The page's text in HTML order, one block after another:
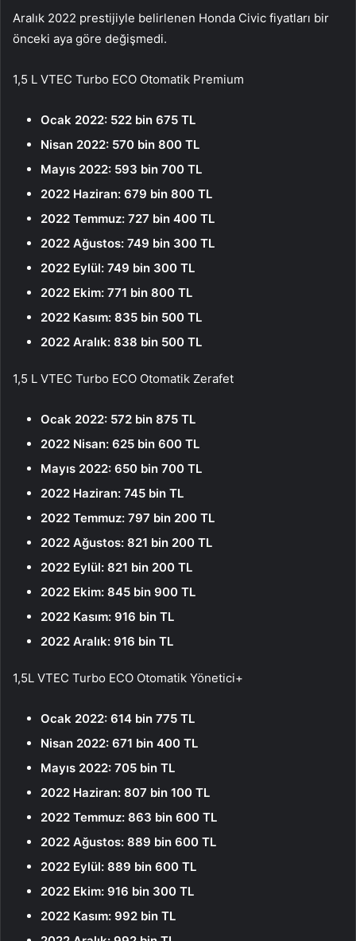
Aralık 2022 prestijiyle belirlenen Honda Civic fiyatları bir
önceki aya göre değişmedi.
1,5 L VTEC Turbo ECO Otomatik Premium
Ocak 2022: 522 bin 675 TL
Nisan 2022: 570 bin 800 TL
Mayıs 2022: 593 bin 700 TL
2022 Haziran: 679 bin 800 TL
2022 Temmuz: 727 bin 400 TL
2022 Ağustos: 749 bin 300 TL
2022 Eylül: 749 bin 300 TL
2022 Ekim: 771 bin 800 TL
2022 Kasım: 835 bin 500 TL
2022 Aralık: 838 bin 500 TL
1,5 L VTEC Turbo ECO Otomatik Zerafet
Ocak 2022: 572 bin 875 TL
2022 Nisan: 625 bin 600 TL
Mayıs 2022: 650 bin 700 TL
2022 Haziran: 745 bin TL
2022 Temmuz: 797 bin 200 TL
2022 Ağustos: 821 bin 200 TL
2022 Eylül: 821 bin 200 TL
2022 Ekim: 845 bin 900 TL
2022 Kasım: 916 bin TL
2022 Aralık: 916 bin TL
1,5L VTEC Turbo ECO Otomatik Yönetici+
Ocak 2022: 614 bin 775 TL
Nisan 2022: 671 bin 400 TL
Mayıs 2022: 705 bin TL
2022 Haziran: 807 bin 100 TL
2022 Temmuz: 863 bin 600 TL
2022 Ağustos: 889 bin 600 TL
2022 Eylül: 889 bin 600 TL
2022 Ekim: 916 bin 300 TL
2022 Kasım: 992 bin TL